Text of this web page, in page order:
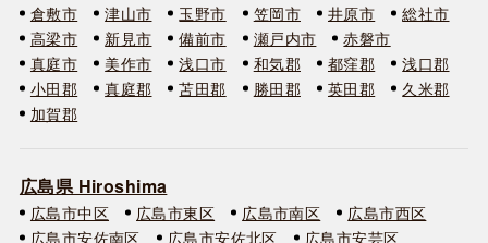
倉敷市
津山市 玉野市 笠岡市 井原市
総社市
高梁市
新見市 備前市 瀬戸内市
赤磐市
真庭市
美作市 浅口市 和気郡 都窪郡
浅口郡
小田郡
真庭郡 苫田郡 勝田郡 英田郡
久米郡
加賀郡
広島県 Hiroshima
広島市中区 広島市東区 広島市南区
広島市西区
広島市安佐南区
広島市安佐北区 広島市安芸区